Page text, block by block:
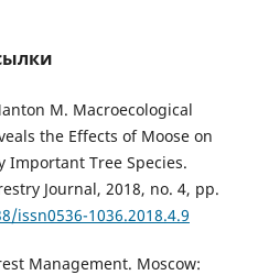
M. Macroecological
the Effects of Moose on
Important Tree Species.
Journal, 2018, no. 4, pp.
issn0536-1036.2018.4.9
Management. Moscow: